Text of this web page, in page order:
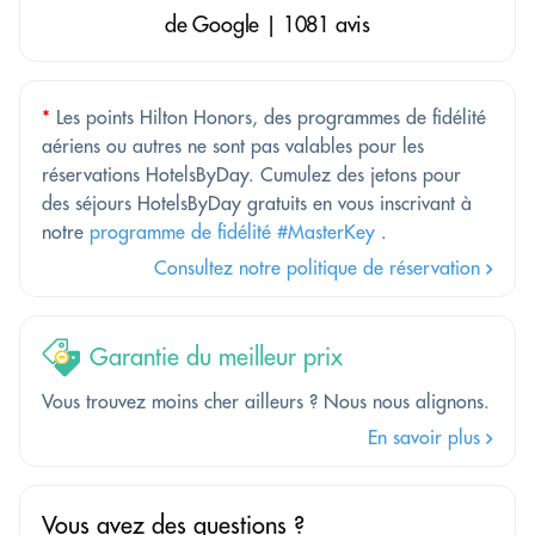
de Google | 1081 avis
* Les points Hilton Honors, des programmes de fidélité
aériens ou autres ne sont pas valables pour les
réservations HotelsByDay. Cumulez des jetons pour
des séjours HotelsByDay gratuits en vous inscrivant à
notre programme de fidélité #MasterKey .
Consultez notre politique de réservation
Garantie du meilleur prix
Vous trouvez moins cher ailleurs ? Nous nous alignons.
En savoir plus
Vous avez des questions ?